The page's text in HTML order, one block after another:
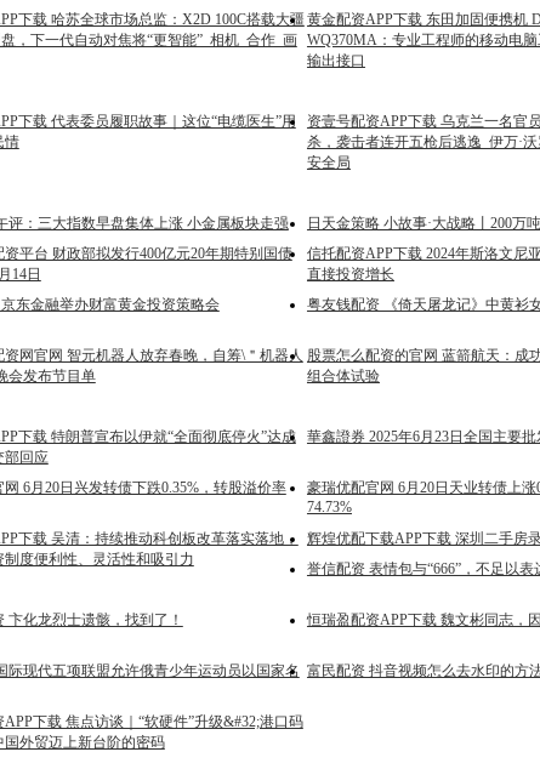
下载 哈苏全球市场总监：X2D 100C搭载大疆
，下一代自动对焦将“更智能”_相机_合作_画
黄金配资APP下载 东田加固便携机
WQ370MA：专业工程师的移动电脑
输出接口
下载 代表委员履职故事｜这位“电缆医生”用
情
资壹号配资APP下载 乌克兰一名官
杀，袭击者连开五枪后逃逸_伊万·
安全局
评：三大指数早盘集体上涨 小金属板块走强 日天金策略 小故事·大战略丨200万
平台 财政部拟发行400亿元20年期特别国债
14日
信托配资APP下载 2024年斯洛文尼
直接投资增长
东金融举办财富黄金投资策略会 粤友钱配资 《倚天屠龙记》中黄衫
资网官网 智元机器人放弃春晚，自筹\＂机器人
会发布节目单
股票怎么配资的官网 蓝箭航天：成
组合体试验
下载 特朗普宣布以伊就“全面彻底停火”达成
部回应
華鑫證券 2025年6月23日全国主要
6月20日兴发转债下跌0.35%，转股溢价率
豪瑞优配官网 6月20日天业转债上
74.73%
下载 吴清：持续推动科创板改革落实落地，
制度便利性、灵活性和吸引力
辉煌优配下载APP下载 深圳二手房
誉信配资 表情包与“666”，不足以表
卞化龙烈士遗骸，找到了！ 恒瑞盈配资APP下载 魏文彬同志，
际现代五项联盟允许俄青少年运动员以国家名 富民配资 抖音视频怎么去水印的方
APP下载 焦点访谈｜“软硬件”升级&#32;港口码
国外贸迈上新台阶的密码